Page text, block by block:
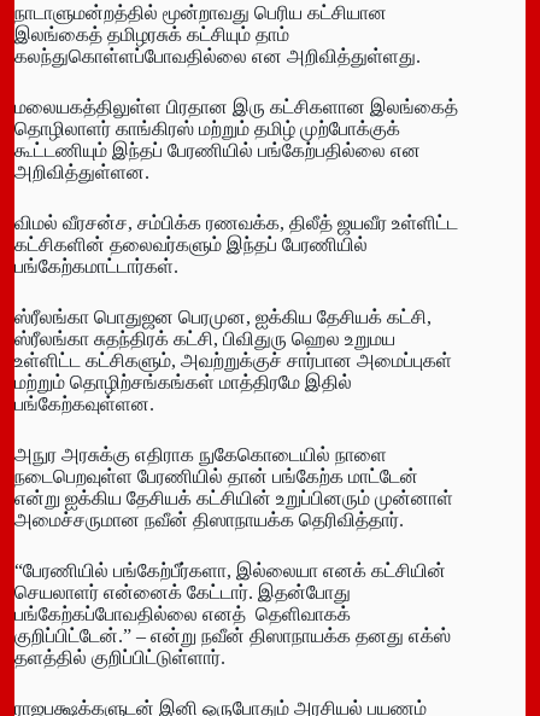
நாடாளுமன்றத்தில் மூன்றாவது பெரிய கட்சியான
இலங்கைத் தமிழரசுக் கட்சியும் தாம்
கலந்துகொள்ளப்போவதில்லை என அறிவித்துள்ளது.
மலையகத்திலுள்ள பிரதான இரு கட்சிகளான இலங்கைத்
தொழிலாளர் காங்கிரஸ் மற்றும் தமிழ் முற்போக்குக்
கூட்டணியும் இந்தப் பேரணியில் பங்கேற்பதில்லை என
அறிவித்துள்ளன.
விமல் வீரசன்ச, சம்பிக்க ரணவக்க, திலீத் ஜயவீர உள்ளிட்ட
கட்சிகளின் தலைவர்களும் இந்தப் பேரணியில்
பங்கேற்கமாட்டார்கள்.
ஸ்ரீலங்கா பொதுஜன பெரமுன, ஐக்கிய தேசியக் கட்சி,
ஸ்ரீலங்கா சுதந்திரக் கட்சி, பிவிதுரு ஹெல உறுமய
உள்ளிட்ட கட்சிகளும், அவற்றுக்குச் சார்பான அமைப்புகள்
மற்றும் தொழிற்சங்கங்கள் மாத்திரமே இதில்
பங்கேற்கவுள்ளன.
அநுர அரசுக்கு எதிராக நுகேகொடையில் நாளை
நடைபெறவுள்ள பேரணியில் தான் பங்கேற்க மாட்டேன்
என்று ஐக்கிய தேசியக் கட்சியின் உறுப்பினரும் முன்னாள்
அமைச்சருமான நவீன் திஸாநாயக்க தெரிவித்தார்.
“பேரணியில் பங்கேற்பீர்களா, இல்லையா எனக் கட்சியின்
செயலாளர் என்னைக் கேட்டார். இதன்போது
பங்கேற்கப்போவதில்லை எனத் தெளிவாகக்
குறிப்பிட்டேன்.” – என்று நவீன் திஸாநாயக்க தனது எக்ஸ்
தளத்தில் குறிப்பிட்டுள்ளார்.
ராஜபக்ஷக்களுடன் இனி ஒருபோதும் அரசியல் பயணம்